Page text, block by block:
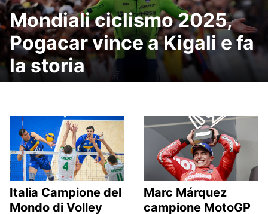
Mondiali ciclismo 2025,
Pogacar vince a Kigali e fa
la storia
Italia Campione del
Mondo di Volley
Marc Márquez
campione MotoGP